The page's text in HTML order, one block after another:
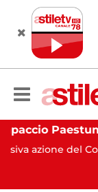
del Comune di